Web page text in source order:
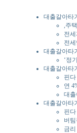
대출갈아타
,주
전
전
대출갈아타
‘정
대출갈아타
핀
연
대
대출갈아타
핀
버
금